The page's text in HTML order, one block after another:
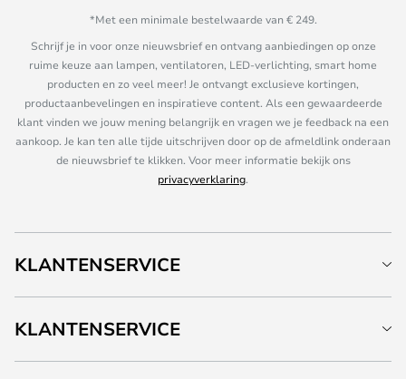
*Met een minimale bestelwaarde van € 249.
Schrijf je in voor onze nieuwsbrief en ontvang aanbiedingen op onze
ruime keuze aan lampen, ventilatoren, LED-verlichting, smart home
producten en zo veel meer! Je ontvangt exclusieve kortingen,
productaanbevelingen en inspiratieve content. Als een gewaardeerde
klant vinden we jouw mening belangrijk en vragen we je feedback na een
aankoop. Je kan ten alle tijde uitschrijven door op de afmeldlink onderaan
de nieuwsbrief te klikken. Voor meer informatie bekijk ons
privacyverklaring.
KLANTENSERVICE
KLANTENSERVICE